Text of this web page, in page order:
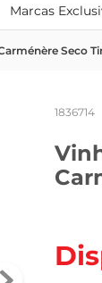
Marcas
Seco
1836714